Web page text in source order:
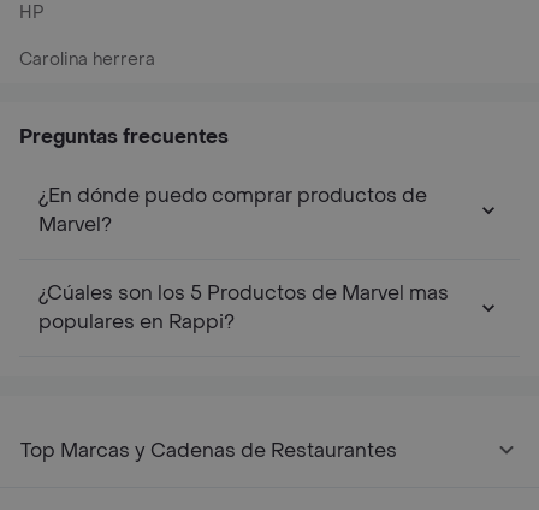
HP
Carolina herrera
Preguntas frecuentes
¿En dónde puedo comprar productos de
Marvel?
¿Cúales son los 5 Productos de Marvel mas
populares en Rappi?
Top Marcas y Cadenas de Restaurantes